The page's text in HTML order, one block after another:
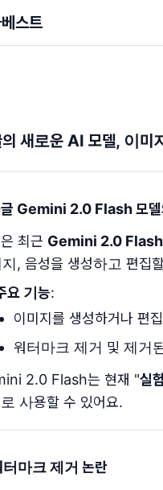
스트
새로운 AI 모델, 이미
글 Gemini 2.0 Flash 모델
최근 Gemini 2.0 Flash
, 음성을 생성하고 편집
요 기능:
이미지를 생성하거나 편집
워터마크 제거 및 제거
2.0 Flash는 현재 "실
사용할 수 있어요.
터마크 제거 논란